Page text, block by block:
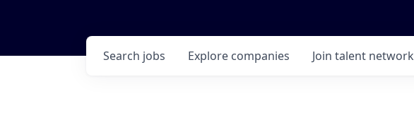
Search jobs Explore companies Join talent network